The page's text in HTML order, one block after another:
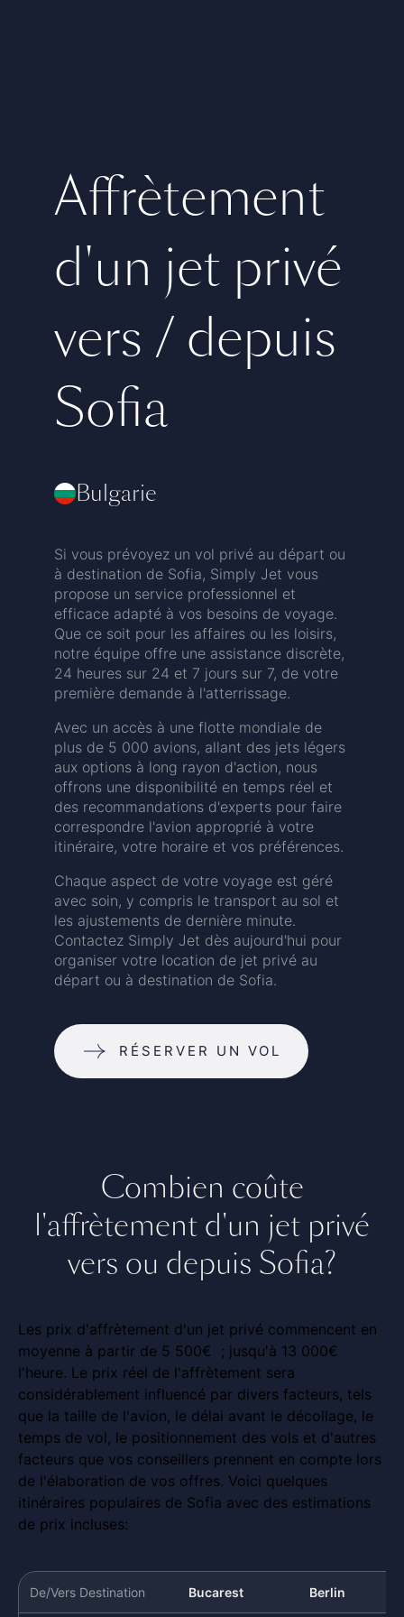
Affrètement
d'un jet privé
vers / depuis
Sofia
Bulgarie
Si vous prévoyez un vol privé au départ ou
à destination de Sofia, Simply Jet vous
propose un service professionnel et
efficace adapté à vos besoins de voyage.
Que ce soit pour les affaires ou les loisirs,
notre équipe offre une assistance discrète,
24 heures sur 24 et 7 jours sur 7, de votre
première demande à l'atterrissage.
Avec un accès à une flotte mondiale de
plus de 5 000 avions, allant des jets légers
aux options à long rayon d'action, nous
offrons une disponibilité en temps réel et
des recommandations d'experts pour faire
correspondre l'avion approprié à votre
itinéraire, votre horaire et vos préférences.
Chaque aspect de votre voyage est géré
avec soin, y compris le transport au sol et
les ajustements de dernière minute.
Contactez Simply Jet dès aujourd'hui pour
organiser votre location de jet privé au
départ ou à destination de Sofia.
RÉSERVER UN VOL
Combien coûte
l'affrètement d'un jet privé
vers ou depuis Sofia?
Les prix d'affrètement d'un jet privé commencent en
moyenne à partir de 5 500€ ; jusqu'à 13 000€
l'heure. Le prix réel de l'affrètement sera
considérablement influencé par divers facteurs, tels
que la taille de l'avion, le délai avant le décollage, le
temps de vol, le positionnement des vols et d'autres
facteurs que vos conseillers prennent en compte lors
de l'élaboration de vos offres. Voici quelques
itinéraires populaires de Sofia avec des estimations
de prix incluses:
De/Vers Destination Bucarest Berlin